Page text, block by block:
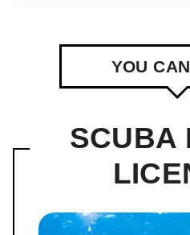
YOU
SCUBA